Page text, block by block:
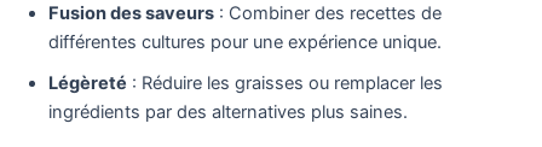
Fusion des saveurs : Combiner des recettes de
différentes cultures pour une expérience unique.
Légèreté : Réduire les graisses ou remplacer les
ingrédients par des alternatives plus saines.